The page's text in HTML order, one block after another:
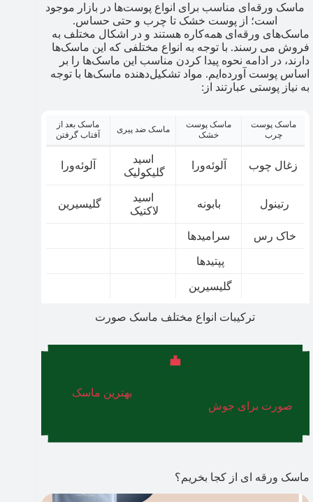
ماسک ورقه‌ای مناسب برای انواع پوست‌ها در بازار موجود
است؛ از پوست خشک تا چرب و حتی حساس.
ماسک‌های ورقه‌ای همه‌کاره هستند و در اشکال مختلف به
فروش می رسند. با توجه به انواع مختلفی که این ماسک‌ها
دارند، در ادامه نحوه پیدا کردن مناسب این ماسک‌ها را بر
اساس پوست آورده‌ایم. مواد تشکیل‌دهنده ماسک‌ها با توجه
به نیاز پوستی عبارتند از:
ماسک پوست
چرب
ماسک پوست
خشک
ماسک ضد پیری
ماسک بعد از
آفتاب گرفتن
زغال چوب آلوئه‌ورا
اسید
گلیکولیک
آلوئه‌ورا
رتینول بابونه
اسید
لاکتیک
گلیسیرین
خاک رس سرامیدها
پپتیدها
گلیسیرین
ترکیبات انواع مختلف ماسک صورت
بهترین ماسک
صورت برای جوش
ماسک ورقه ای از کجا بخریم؟